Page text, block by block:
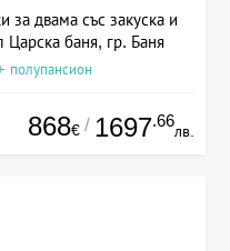
за двама със закуска и
Царска баня, гр. Баня
полупансион
868€ / 1697.66
лв.